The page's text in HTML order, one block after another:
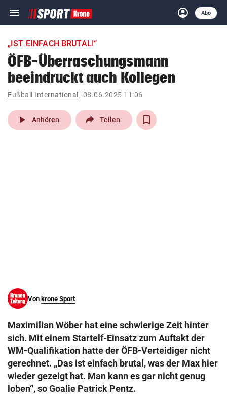
menu Navigation
ein-/ausklappen
account_circle
Anmelden
Abo
close Schließen
account_circle Anmelden
arrow_right
pin_drop
Wien arrow_right
„IST EINFACH BRUTAL!“
ÖFB-Überraschungsmann
beeindruckt auch Kollegen
Fußball International 08.06.2025 11:06
play_arrow Anhören Teilen
Von krone Sport
Maximilian Wöber hat eine schwierige Zeit hinter
sich. Mit einem Startelf-Einsatz zum Auftakt der
WM-Qualifikation hatte der ÖFB-Verteidiger nicht
gerechnet. „Das ist einfach brutal, was der Max hier
wieder gezeigt hat. Man kann es gar nicht genug
loben“, so Goalie Patrick Pentz.